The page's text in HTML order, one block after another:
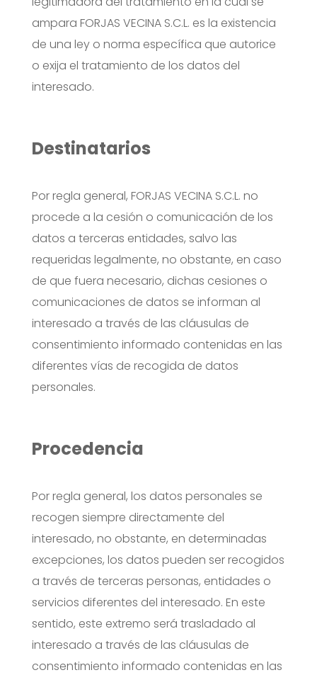
ampara FORJAS VECINA S.C.L. es la existencia
de una ley o norma específica que autorice
o exija el tratamiento de los datos del
interesado.
Destinatarios
Por regla general, FORJAS VECINA S.C.L. no
procede a la cesión o comunicación de los
datos a terceras entidades, salvo las
requeridas legalmente, no obstante, en caso
de que fuera necesario, dichas cesiones o
comunicaciones de datos se informan al
interesado a través de las cláusulas de
consentimiento informado contenidas en las
diferentes vías de recogida de datos
personales.
Procedencia
Por regla general, los datos personales se
recogen siempre directamente del
interesado, no obstante, en determinadas
excepciones, los datos pueden ser recogidos
a través de terceras personas, entidades o
servicios diferentes del interesado. En este
sentido, este extremo será trasladado al
interesado a través de las cláusulas de
consentimiento informado contenidas en las